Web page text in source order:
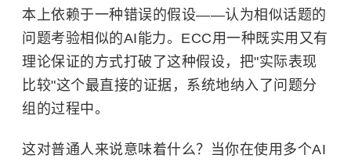
本上依赖于一种错误的假设——认为相似话题的
问题考验相似的AI能力。ECC用一种既实用又有
理论保证的方式打破了这种假设，把"实际表现
比较"这个最直接的证据，系统地纳入了问题分
组的过程中。
这对普通人来说意味着什么？当你在使用多个AI